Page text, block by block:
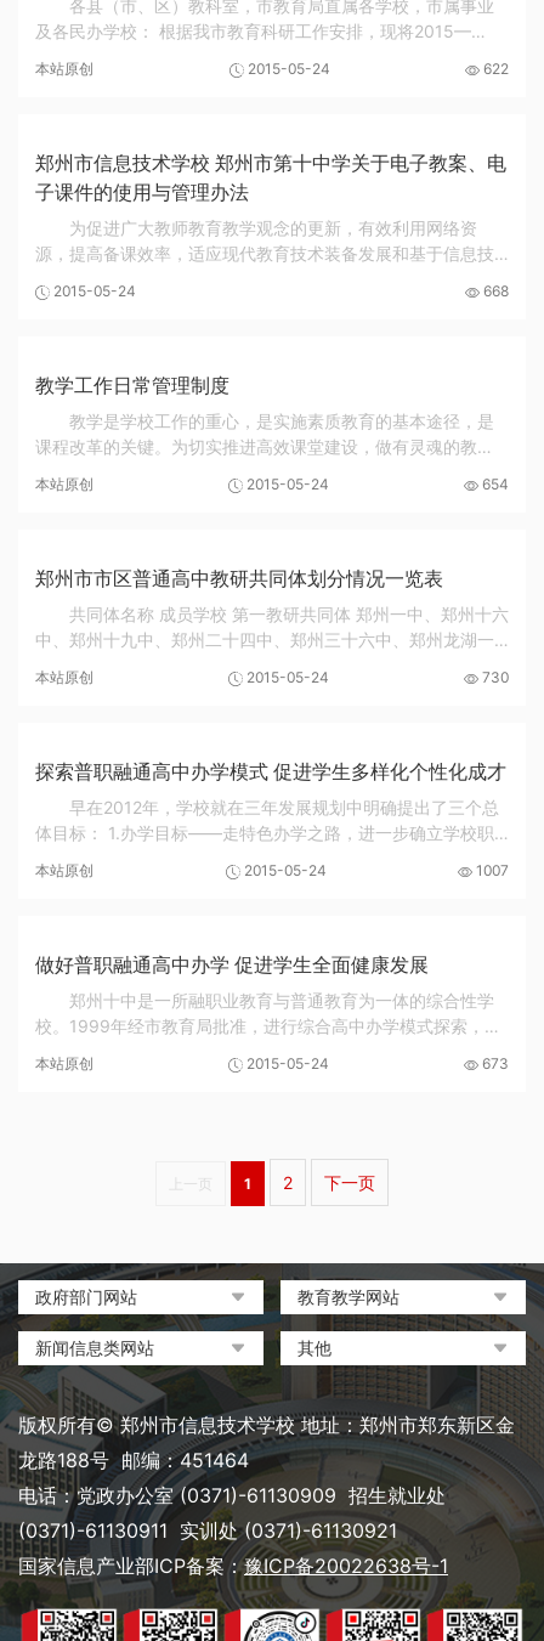
各县（市、区）教科室，市教育局直属各学校，市属事业
及各民办学校： 根据我市教育科研工作安排，现将2015—
一、立项要求 （一）选题须围绕我市教育“加强...
本站原创 2015-05-24 622
郑州市信息技术学校 郑州市第十中学关于电子教案、电
子课件的使用与管理办法
为促进广大教师教育教学观念的更新，有效利用网络资
源，提高备课效率，适应现代教育技术装备发展和基于信息技
究决定，鼓励教师进行电子备课，使用电子教案...
2015-05-24 668
教学工作日常管理制度
教学是学校工作的重心，是实施素质教育的基本途径，是
课程改革的关键。为切实推进高效课堂建设，做有灵魂的教
为引领，切实提高教育教学质量，科学有效地...
本站原创 2015-05-24 654
郑州市市区普通高中教研共同体划分情况一览表
共同体名称 成员学校 第一教研共同体 郑州一中、郑州十六
中、郑州十九中、郑州二十四中、郑州三十六中、郑州龙湖一
学、郑州陇海中学 第二教研共同体 郑州二...
本站原创 2015-05-24 730
探索普职融通高中办学模式 促进学生多样化个性化成才
早在2012年，学校就在三年发展规划中明确提出了三个总
体目标： 1.办学目标——走特色办学之路，进一步确立学校职
的以综合高中为特色的职普合一的综合性学校...
本站原创 2015-05-24 1007
做好普职融通高中办学 促进学生全面健康发展
郑州十中是一所融职业教育与普通教育为一体的综合性学
校。1999年经市教育局批准，进行综合高中办学模式探索，并
2014年7月，郑州十中被河南省教育厅...
本站原创 2015-05-24 673
上一页 1 2 下一页
政府部门网站
中国政府网
河南省人民政府
郑州市人民政府
教育教学网站
教育部政府门户网站
中国职业教育与成人教育网
河南省教育厅
河南省职业教育与成人教育
网
郑州市教育局政务网
郑州教育信息网
新闻信息类网站
环球网
凤凰网
搜狐
网易
新浪
其他
中央电化教育馆
中国教育和科研计算机网
电脑报
大象网|河南网络广播电视台
版权所有© 郑州市信息技术学校 地址：郑州市郑东新区金
龙路188号 邮编：451464
电话：党政办公室 (0371)-61130909 招生就业处
(0371)-61130911 实训处 (0371)-61130921
国家信息产业部ICP备案：豫ICP备20022638号-1